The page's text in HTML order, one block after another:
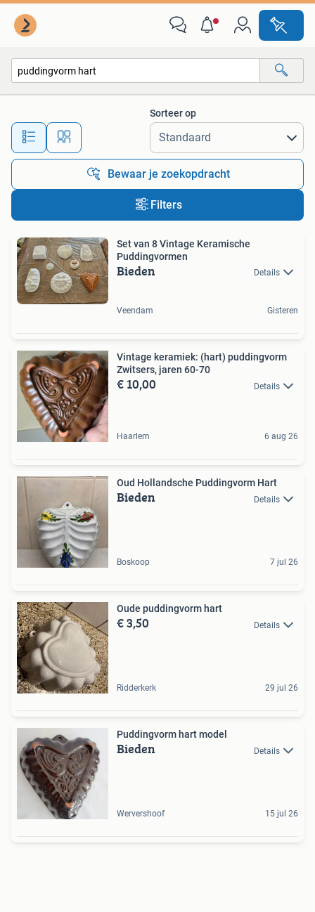
Alle afstanden…
Sorteer op
Bewaar je zoekopdracht
Filters
Set van 8 Vintage Keramische
Puddingvormen
Bieden Details
Veendam Gisteren
Vintage keramiek: (hart) puddingvorm
Zwitsers, jaren 60-70
€ 10,00 Details
Haarlem 6 aug 26
Oud Hollandsche Puddingvorm Hart
Bieden Details
Boskoop 7 jul 26
Oude puddingvorm hart
€ 3,50 Details
Ridderkerk 29 jul 26
Puddingvorm hart model
Bieden Details
Wervershoof 15 jul 26